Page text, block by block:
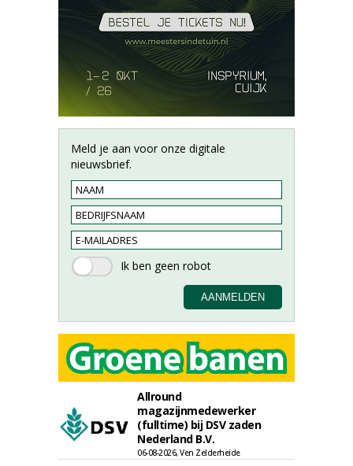
Meld je aan voor onze digitale
nieuwsbrief.
Allround
magazijnmedewerker
(fulltime) bij DSV zaden
Nederland B.V.
06-08-2026, Ven Zelderheide